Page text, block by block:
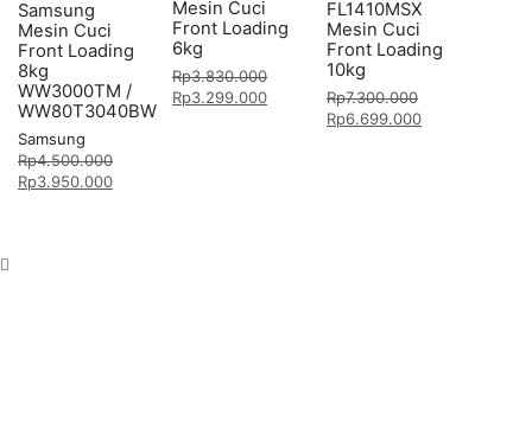
Samsung
Mesin Cuci
Front Loading
8kg
WW3000TM /
WW80T3040BW
Samsung
Rp4.500.000
Rp3.950.000
Mesin Cuci
Front Loading
6kg
Rp3.830.000
Rp3.299.000
FL1410MSX
Mesin Cuci
Front Loading
10kg
Rp7.300.000
Rp6.699.000